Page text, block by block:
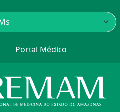
Portal Médico